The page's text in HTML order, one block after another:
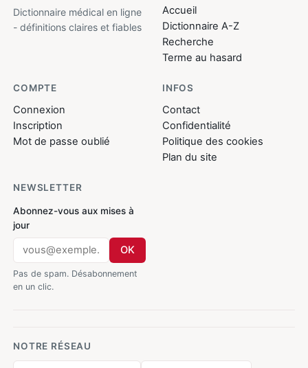
Dictionnaire médical en ligne
- définitions claires et fiables
Accueil
Dictionnaire A-Z
Recherche
Terme au hasard
COMPTE
Connexion
Inscription
Mot de passe oublié
INFOS
Contact
Confidentialité
Politique des cookies
Plan du site
NEWSLETTER
Abonnez-vous aux mises à
jour
OK
Pas de spam. Désabonnement
en un clic.
NOTRE RÉSEAU